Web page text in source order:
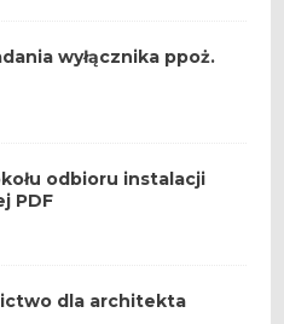
wyłącznika ppoż.
odbioru instalacji
PDF
dla architekta